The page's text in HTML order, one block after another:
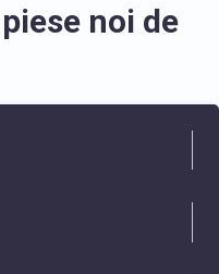
piese noi de